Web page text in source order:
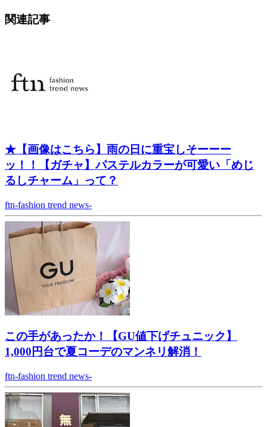
関連記事
★【画像はこちら】雨の日に重宝しそーーー
ッ！！【ガチャ】パステルカラーが可愛い「めじ
るしチャーム」って？
ftn-fashion trend news-
この手があったか！【GU値下げチュニック】
1,000円台で夏コーデのマンネリ解消！
ftn-fashion trend news-